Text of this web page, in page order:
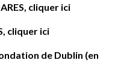
cliquer ici
cliquer ici
de Dublin (en